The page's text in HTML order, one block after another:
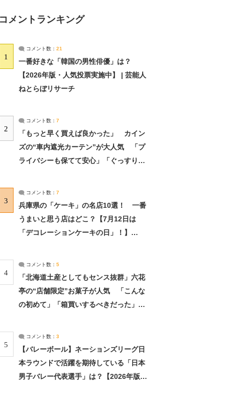
コメントランキング
1
コメント数： 21
一番好きな「韓国の男性俳優」は？
【2026年版・人気投票実施中】 | 芸能人
ねとらぼリサーチ
2
コメント数： 7
「もっと早く買えば良かった」 カイン
ズの“車内遮光カーテン”が大人気 「プ
ライバシーも保てて安心」「ぐっすり眠
3
コメント数： 7
兵庫県の「ケーキ」の名店10選！ 一番
うまいと思う店はどこ？【7月12日は
「デコレーションケーキの日」！】
4
コメント数： 5
「北海道土産としてもセンス抜群」六花
亭の“店舗限定”お菓子が人気 「こんな
の初めて」「箱買いするべきだった」
5
コメント数： 3
【バレーボール】ネーションズリーグ日
本ラウンドで活躍を期待している「日本
男子バレー代表選手」は？【2026年版・